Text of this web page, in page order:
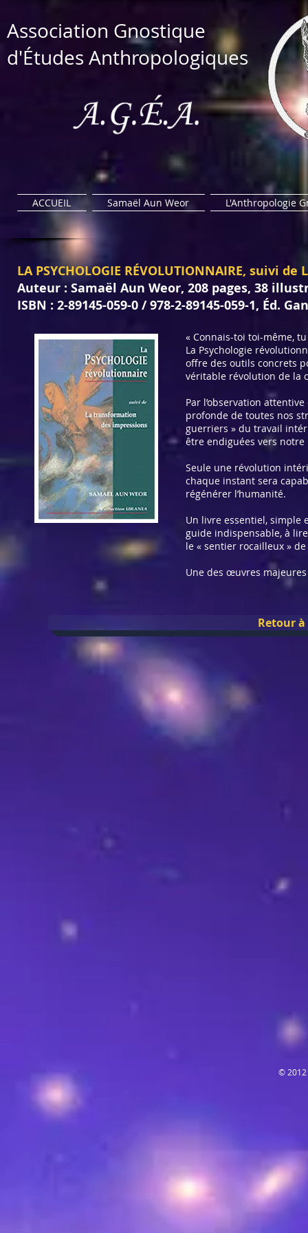
​Association Gnostique​
d'Études Anthropologiques
ACCUEIL Samaël Aun Weor L'Anthropologie
LA PSYCHOLOGIE RÉVOLUTIONNAIRE, suivi de
Auteur : Samaël Aun Weor, 208 pages, 38
ISBN : 2-89145-059-0 / 978-2-89145-059-1, Éd.
« Connais-toi toi-même,
La Psychologie
offre des outils concrets
véritable révolution de la
Par l’observation
profonde de toutes nos
guerriers » du travail
être endiguées vers
Seule une révolution
chaque instant sera
régénérer l’humanité.
Un livre essentiel, simple
guide indispensable, à
le « sentier rocailleux »
Une des œuvres
Retour
© 2012